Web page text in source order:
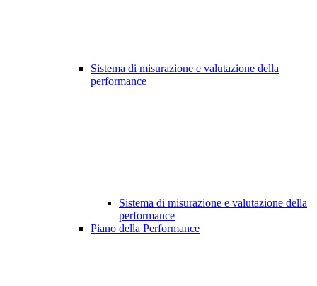
Sistema di misurazione e valutazione della
performance
Sistema di misurazione e valutazione della
performance
Piano della Performance